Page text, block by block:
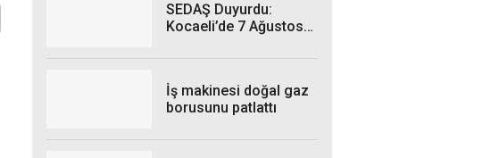
SEDAŞ Duyurdu:
Kocaeli’de 7 Ağustos
İş makinesi doğal gaz
borusunu patlattı